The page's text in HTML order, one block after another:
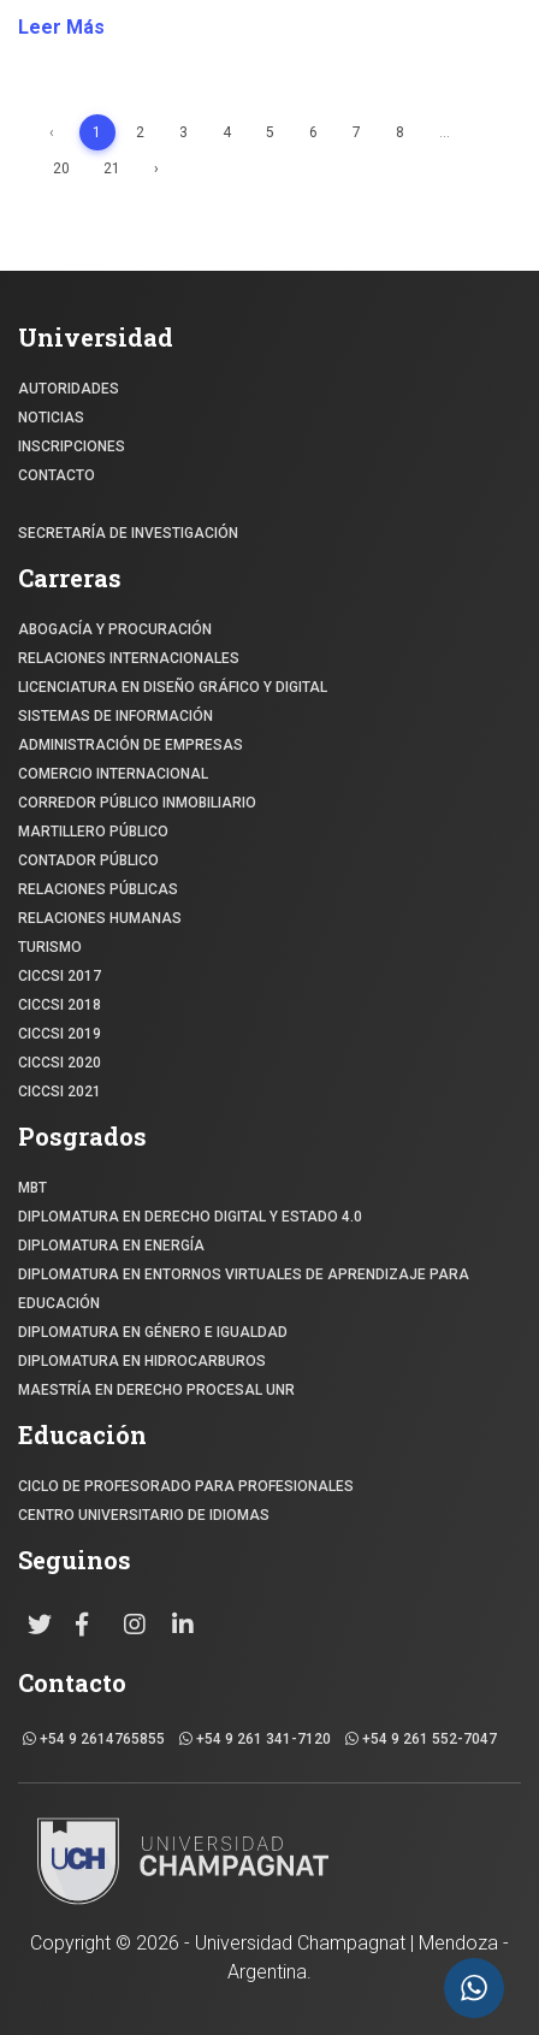
Leer Más
‹ 1 2 3 4 5 6 7 8 ...
20 21 ›
Universidad
AUTORIDADES
NOTICIAS
INSCRIPCIONES
CONTACTO
SECRETARÍA DE INVESTIGACIÓN
Carreras
ABOGACÍA Y PROCURACIÓN
RELACIONES INTERNACIONALES
LICENCIATURA EN DISEÑO GRÁFICO Y DIGITAL
SISTEMAS DE INFORMACIÓN
ADMINISTRACIÓN DE EMPRESAS
COMERCIO INTERNACIONAL
CORREDOR PÚBLICO INMOBILIARIO
MARTILLERO PÚBLICO
CONTADOR PÚBLICO
RELACIONES PÚBLICAS
RELACIONES HUMANAS
TURISMO
CICCSI 2017
CICCSI 2018
CICCSI 2019
CICCSI 2020
CICCSI 2021
Posgrados
MBT
DIPLOMATURA EN DERECHO DIGITAL Y ESTADO 4.0
DIPLOMATURA EN ENERGÍA
DIPLOMATURA EN ENTORNOS VIRTUALES DE APRENDIZAJE PARA
EDUCACIÓN
DIPLOMATURA EN GÉNERO E IGUALDAD
DIPLOMATURA EN HIDROCARBUROS
MAESTRÍA EN DERECHO PROCESAL UNR
Educación
CICLO DE PROFESORADO PARA PROFESIONALES
CENTRO UNIVERSITARIO DE IDIOMAS
Seguinos
Contacto
+54 9 2614765855 +54 9 261 341-7120 +54 9 261 552-7047
Copyright © 2026 - Universidad Champagnat | Mendoza -
Argentina.